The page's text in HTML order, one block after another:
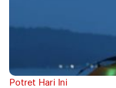
Potret Hari Ini